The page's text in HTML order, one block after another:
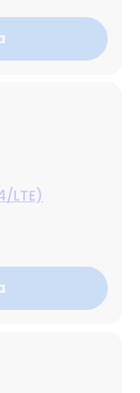
LTE)